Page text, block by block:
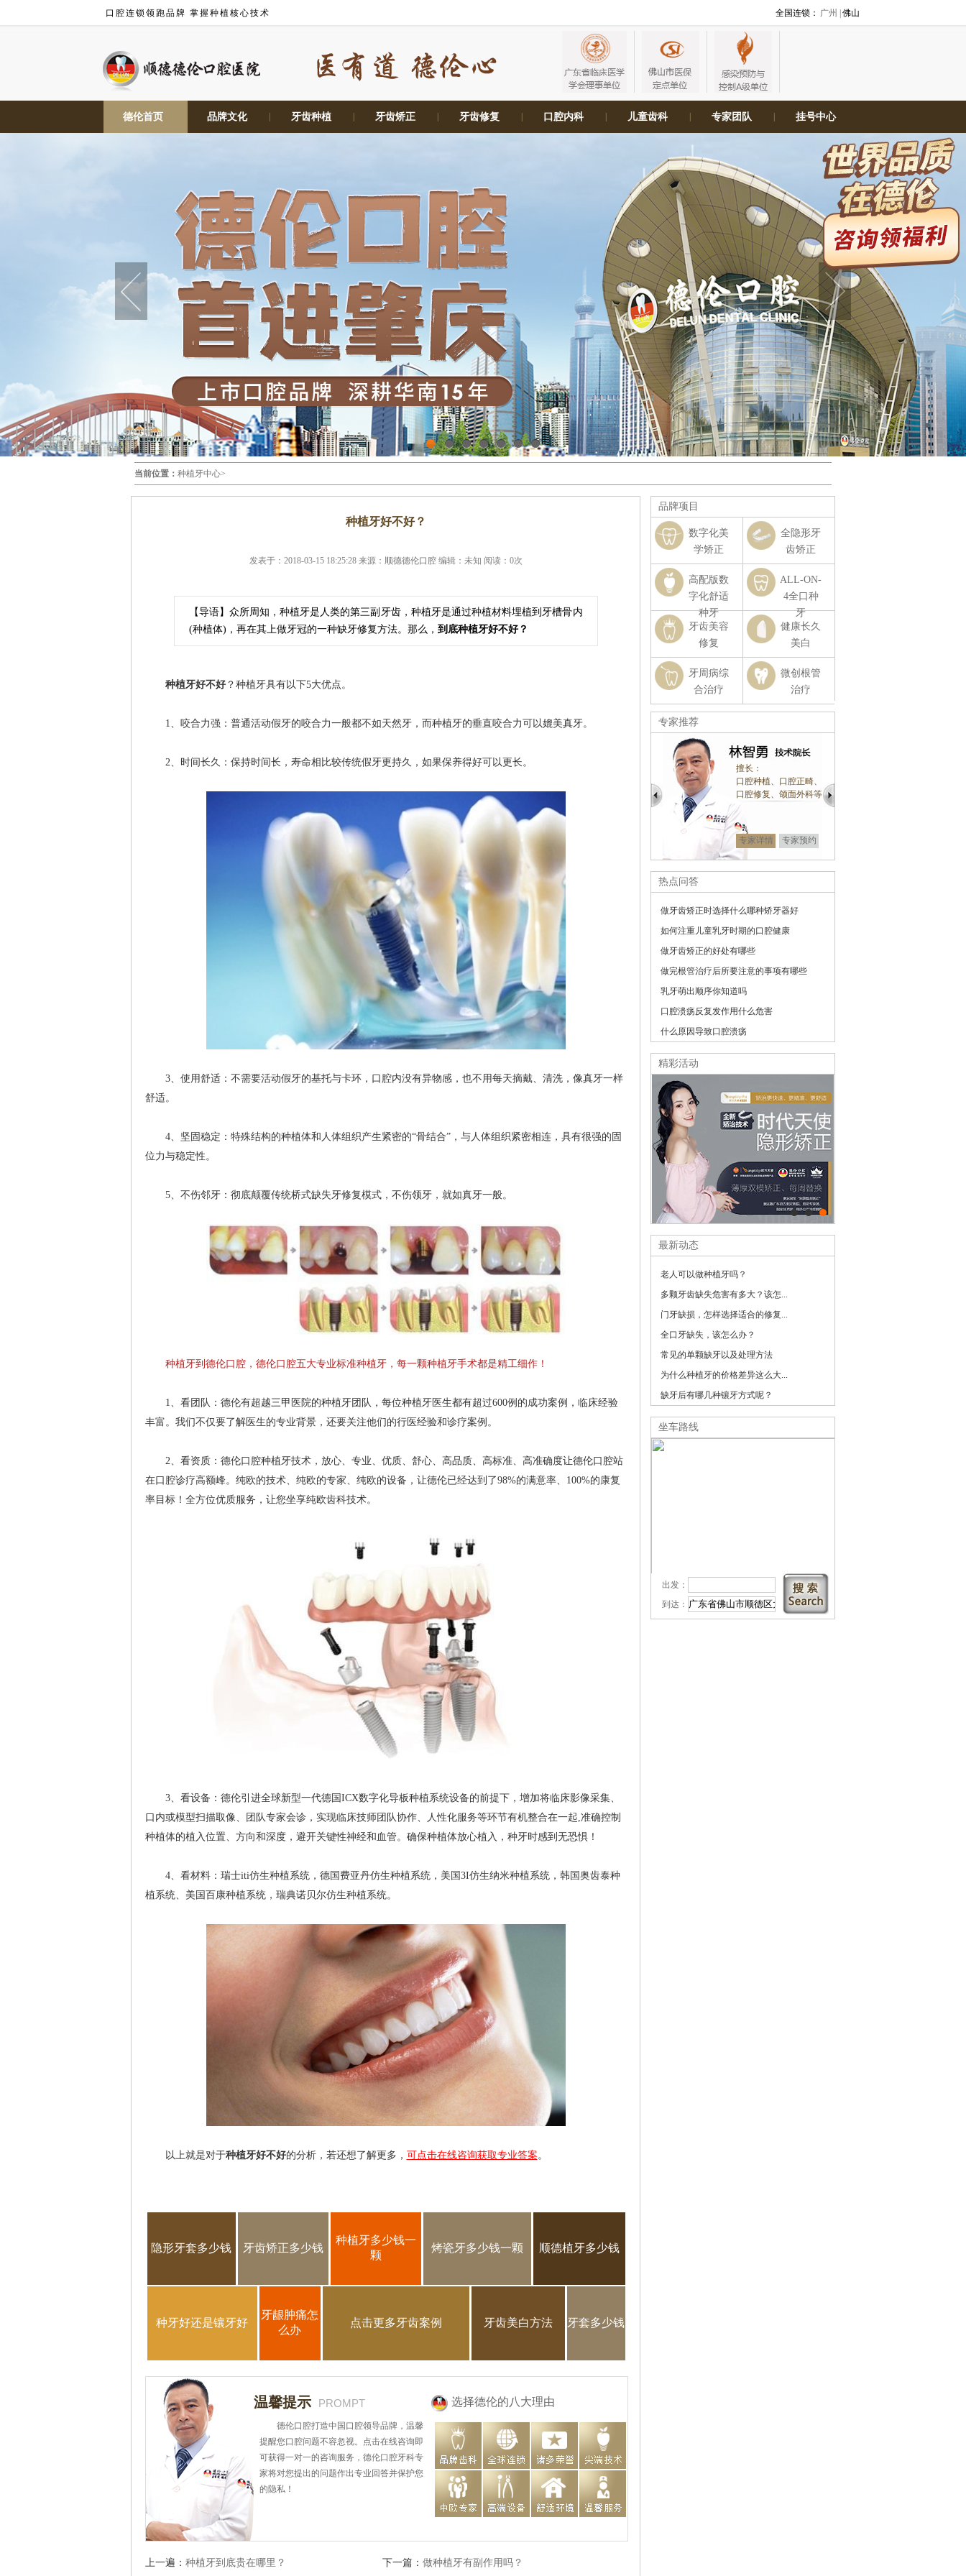
口腔连锁领跑品牌 掌握种植核心技术 全国连锁： 广州 | 佛山
德伦首页 品牌文化 牙齿种植 牙齿矫正 牙齿修复 口腔内科 儿童齿科 专家团队 挂号中心
1 2 3 4 5 6
7
当前位置： 种植牙中心>
种植牙好不好？
发表于：2018-03-15 18:25:28 来源： 顺德德伦口腔编辑：未知 阅读： 0次
【导语】 众所周知，种植牙是人类的第三副牙齿，种植牙是通过种植材料埋植到牙槽骨内
(种植体)，再在其上做牙冠的一种缺牙修复方法。那么， 到底种植牙好不好？
种植牙好不好？种植牙具有以下5大优点。
1、咬合力强：普通活动假牙的咬合力一般都不如天然牙，而种植牙的垂直咬合力可以媲美真牙。
2、时间长久：保持时间长，寿命相比较传统假牙更持久，如果保养得好可以更长。
3、使用舒适：不需要活动假牙的基托与卡环，口腔内没有异物感，也不用每天摘戴、清洗，像真牙一样
舒适。
4、坚固稳定：特殊结构的种植体和人体组织产生紧密的“骨结合”，与人体组织紧密相连，具有很强的固
位力与稳定性。
5、不伤邻牙：彻底颠覆传统桥式缺失牙修复模式，不伤领牙，就如真牙一般。
种植牙到德伦口腔，德伦口腔五大专业标准种植牙，每一颗种植牙手术都是精工细作！
1、看团队：德伦有超越三甲医院的种植牙团队，每位种植牙医生都有超过600例的成功案例，临床经验
丰富。我们不仅要了解医生的专业背景，还要关注他们的行医经验和诊疗案例。
2、看资质：德伦口腔种植牙技术，放心、专业、优质、舒心、高品质、高标准、高准确度让德伦口腔站
在口腔诊疗高额峰。纯欧的技术、纯欧的专家、纯欧的设备，让德伦已经达到了98%的满意率、100%的康复
率目标！全方位优质服务，让您坐享纯欧齿科技术。
3、看设备：德伦引进全球新型一代德国ICX数字化导板种植系统设备的前提下，增加将临床影像采集、
口内或模型扫描取像、团队专家会诊，实现临床技师团队协作、人性化服务等环节有机整合在一起,准确控制
种植体的植入位置、方向和深度，避开关键性神经和血管。确保种植体放心植入，种牙时感到无恐惧！
4、看材料：瑞士iti仿生种植系统，德国费亚丹仿生种植系统，美国3I仿生纳米种植系统，韩国奥齿泰种
植系统、美国百康种植系统，瑞典诺贝尔仿生种植系统。
以上就是对于种植牙好不好的分析，若还想了解更多， 可点击在线咨询获取专业答案。
隐形牙套多少钱 牙齿矫正多少钱
种植牙多少钱一
颗
烤瓷牙多少钱一颗 顺德植牙多少钱
种牙好还是镶牙好
牙龈肿痛怎
么办
点击更多牙齿案例 牙齿美白方法 牙套多少钱
温馨提示 PROMPT
德伦口腔打造中国口腔领导品牌，温馨
提醒您口腔问题不容忽视。点击在线咨询即
可获得一对一的咨询服务，德伦口腔牙科专
家将对您提出的问题作出专业回答并保护您
的隐私！
选择德伦的八大理由
上一遍： 种植牙到底贵在哪里？ 下一篇： 做种植牙有副作用吗？
品牌项目
数字化美
学矫正
全隐形牙
齿矫正
高配版数
字化舒适
种牙
ALL-ON-
4全口种
牙
牙齿美容
修复
健康长久
美白
牙周病综
合治疗
微创根管
治疗
专家推荐
口腔种植、口腔正畸、
口腔修复、颌面外科等
牙齿正畸、前牙美学修
复
显微镜微创修复
热点问答
做牙齿矫正时选择什么哪种矫牙器好
如何注重儿童乳牙时期的口腔健康
做牙齿矫正的好处有哪些
做完根管治疗后所要注意的事项有哪些
乳牙萌出顺序你知道吗
口腔溃疡反复发作用什么危害
什么原因导致口腔溃疡
精彩活动
最新动态
老人可以做种植牙吗？
多颗牙齿缺失危害有多大？该怎...
门牙缺损，怎样选择适合的修复...
全口牙缺失，该怎么办？
常见的单颗缺牙以及处理方法
为什么种植牙的价格差异这么大...
缺牙后有哪几种镶牙方式呢？
坐车路线
出发：
到达：